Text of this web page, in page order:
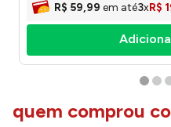
R$ 59,99 em até3xR$
quem comprou